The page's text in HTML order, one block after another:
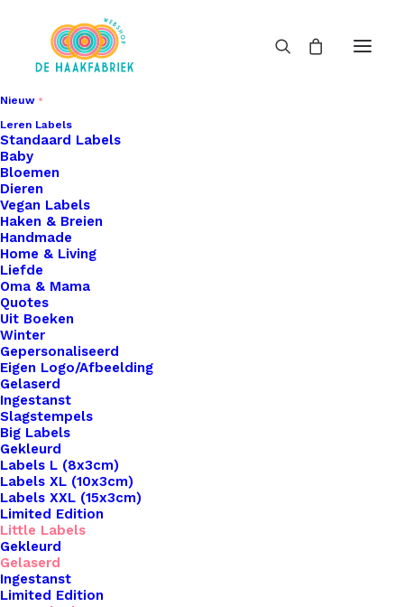
Nieuw
Leren Labels
Standaard Labels
Baby
Bloemen
Dieren
Vegan Labels
Haken & Breien
Handmade
Home & Living
Liefde
Oma & Mama
Quotes
Uit Boeken
Winter
Gepersonaliseerd
Eigen Logo/Afbeelding
Gelaserd
Ingestanst
Slagstempels
Big Labels
Gekleurd
Labels L (8x3cm)
Labels XL (10x3cm)
Labels XXL (15x3cm)
Limited Edition
Little Labels
Gekleurd
Gelaserd
Ingestanst
Limited Edition
Home
Leren Labels
Pannenlappen Lussen Met Bevestiging Schroef
Bohemian
Pannenlappen